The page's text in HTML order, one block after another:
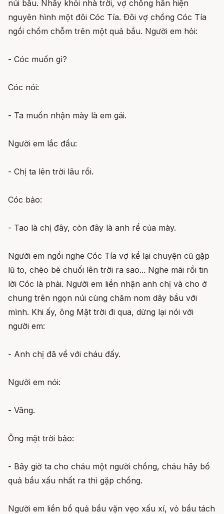
núi bầu. Nhẩy khỏi nhà trời, vợ chồng hắn hiện
nguyên hình một đôi Cóc Tía. Ðôi vợ chồng Cóc Tía
ngồi chồm chỗm trên một quả bầu. Người em hỏi:
- Cóc muốn gì?
Cóc nói:
- Ta muốn nhận mày là em gái.
Người em lắc đầu:
- Chị ta lên trời lâu rồi.
Cóc bảo:
- Tao là chị đây, còn đây là anh rể của mày.
Người em ngồi nghe Cóc Tía vợ kể lại chuyện cũ gặp
lũ to, chèo bè chuối lên trời ra sao... Nghe mãi rồi tin
lời Cóc là phải. Người em liền nhận anh chị và cho ở
chung trên ngọn núi cùng chăm nom dây bầu với
mình. Khi ấy, ông Mặt trời đi qua, dừng lại nói với
người em:
- Anh chị đã về với cháu đấy.
Người em nói:
- Vâng.
Ông mặt trời bảo:
- Bây giờ ta cho cháu một người chồng, cháu hãy bổ
quả bầu xấu nhất ra thì gặp chồng.
Người em liền bổ quả bầu vặn vẹo xấu xí, vỏ bầu tách